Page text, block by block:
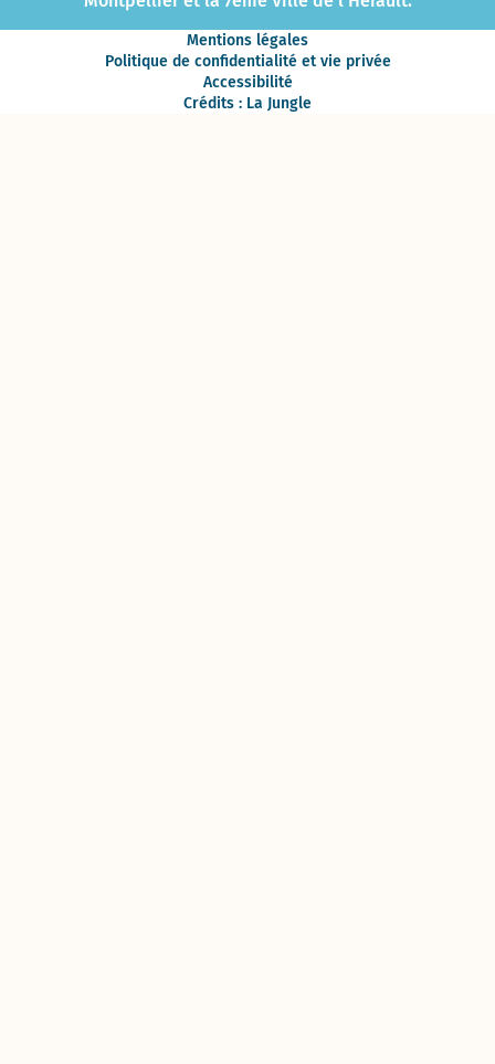
Mentions légales
Politique de confidentialité et vie privée
Accessibilité
Crédits : La Jungle